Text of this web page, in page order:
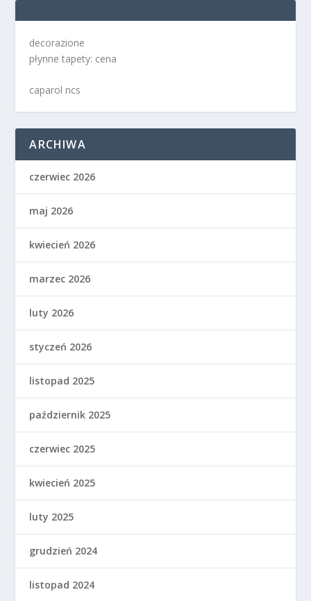
decorazione
płynne tapety: cena
caparol ncs
ARCHIWA
czerwiec 2026
maj 2026
kwiecień 2026
marzec 2026
luty 2026
styczeń 2026
listopad 2025
październik 2025
czerwiec 2025
kwiecień 2025
luty 2025
grudzień 2024
listopad 2024